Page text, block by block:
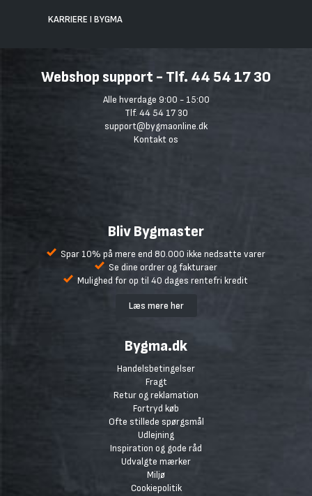
KARRIERE I BYGMA
Webshop support - Tlf. 44 54 17 30
Alle hverdage 9:00 - 15:00
Tlf. 44 54 17 30
support@bygmaonline.dk
Kontakt os
Bliv Bygmaster
Spar 10% på mere end 80.000 ikke nedsatte varer
Se dine ordrer og fakturaer
Mulighed for op til 40 dages rentefri kredit
Læs mere her
Bygma.dk
Handelsbetingelser
Fragt
Retur og reklamation
Fortryd køb
Ofte stillede spørgsmål
Udlejning
Inspiration og gode råd
Udvalgte mærker
Miljø
Cookiepolitik